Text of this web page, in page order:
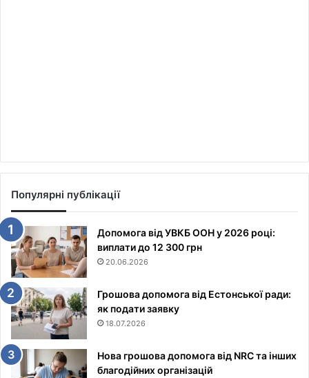
Популярні публікації
Допомога від УВКБ ООН у 2026 році:
виплати до 12 300 грн
20.06.2026
Грошова допомога від Естонської ради:
як подати заявку
18.07.2026
Нова грошова допомога від NRC та інших
благодійних організацій